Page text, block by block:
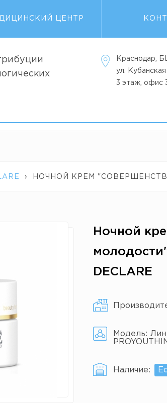
ЦЕНТР
Краснодар,
ул.
3 этаж, офис
› НОЧНОЙ КРЕМ "СОВЕРШЕНСТВО
Ночной
DECLARE
Модель:
Наличие: